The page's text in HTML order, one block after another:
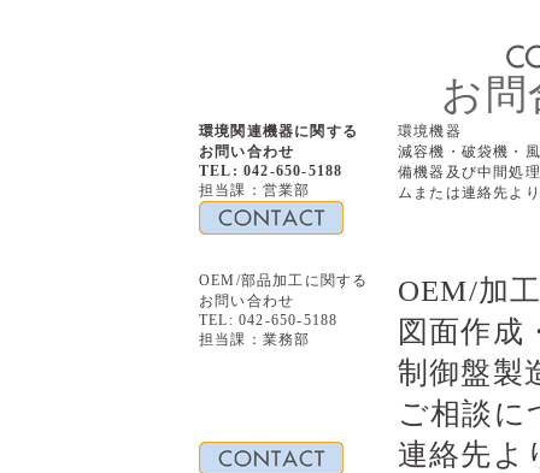
お
環境関連機器に関する
お問い合わせ
TEL: 042-650-5188
担当課：営業部
環境機器
減容機・破袋機・
備機器及び中間処
ムまたは連絡先よ
OEM/部品加工に関する
お問い合わせ
TEL: 042-650-5188
担当課：業務部
OEM/加
図面作成
制御盤製
ご相談に
連絡先よ